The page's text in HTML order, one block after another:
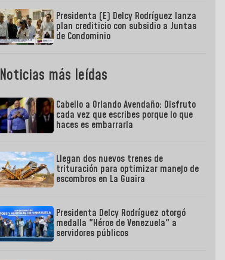
Presidenta (E) Delcy Rodríguez lanza
plan crediticio con subsidio a Juntas
de Condominio
Noticias más leídas
Cabello a Orlando Avendaño: Disfruto
cada vez que escribes porque lo que
haces es embarrarla
Llegan dos nuevos trenes de
trituración para optimizar manejo de
escombros en La Guaira
Presidenta Delcy Rodríguez otorgó
medalla "Héroe de Venezuela" a
servidores públicos